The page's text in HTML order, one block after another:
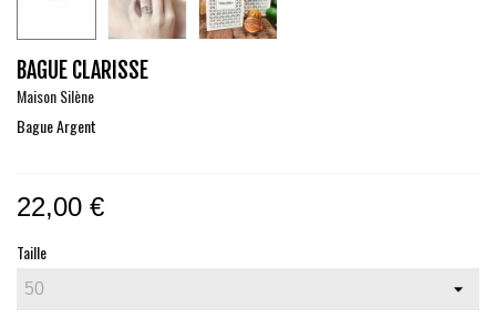
BAGUE CLARISSE
Maison Silène
Bague Argent
22,00 €
Taille